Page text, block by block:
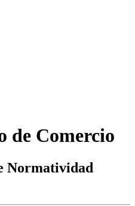
de Comercio
Normatividad